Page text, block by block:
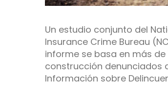
Un estudio conjunto del
Insurance Crime Bureau
informe se basa en más
construcción denunciados
Información sobre